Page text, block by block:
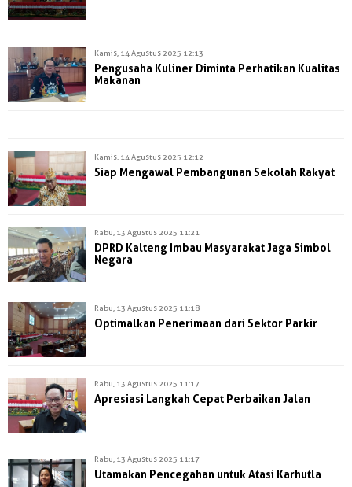
Kamis, 14 Agustus 2025 12:13
Pengusaha Kuliner Diminta Perhatikan Kualitas
Makanan
Kamis, 14 Agustus 2025 12:12
Siap Mengawal Pembangunan Sekolah Rakyat
Rabu, 13 Agustus 2025 11:21
DPRD Kalteng Imbau Masyarakat Jaga Simbol
Negara
Rabu, 13 Agustus 2025 11:18
Optimalkan Penerimaan dari Sektor Parkir
Rabu, 13 Agustus 2025 11:17
Apresiasi Langkah Cepat Perbaikan Jalan
Rabu, 13 Agustus 2025 11:17
Utamakan Pencegahan untuk Atasi Karhutla